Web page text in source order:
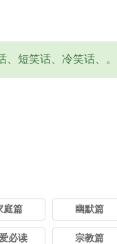
短笑话、冷笑话、。
庭篇 幽默篇
必读 宗教篇